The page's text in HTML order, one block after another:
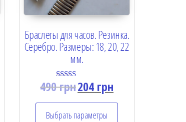
Браслеты для часов. Резинка.
Серебро. Размеры: 18, 20, 22
мм.
Rated
5.00
490грн204 грн
Выбрать параметры